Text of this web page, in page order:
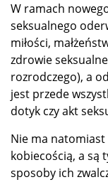
W ramach
seksualnego
miłości,
zdrowie
rozrodczego), a
jest przede
dotyk czy akt
Nie ma natomiast
kobiecością, a są
sposoby ich